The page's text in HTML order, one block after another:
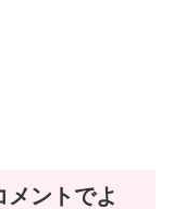
ントでよ